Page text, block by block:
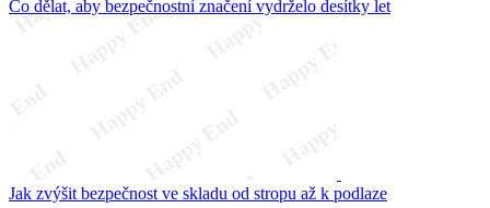
Co dělat, aby bezpečnostní značení vydrželo desítky let
Jak zvýšit bezpečnost ve skladu od stropu až k podlaze